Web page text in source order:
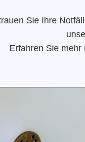
Sie Ihre
Erfahren Sie mehr